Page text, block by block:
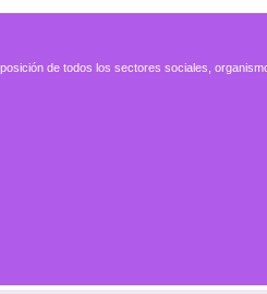
de todos los sectores sociales,